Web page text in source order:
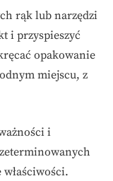
rąk lub narzędzi
i przyspieszyć
opakowanie
miejscu, z
i